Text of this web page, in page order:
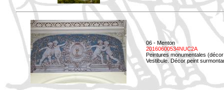
06 - Menton
20160600534NUC2A
Peintures monumentales
Vestibule. Décor peint